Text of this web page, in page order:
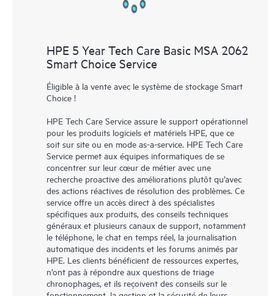
HPE 5 Year Tech Care Basic MSA 2062
Smart Choice Service
Éligible à la vente avec le système de stockage Smart
Choice !
HPE Tech Care Service assure le support opérationnel
pour les produits logiciels et matériels HPE, que ce
soit sur site ou en mode as-a-service. HPE Tech Care
Service permet aux équipes informatiques de se
concentrer sur leur cœur de métier avec une
recherche proactive des améliorations plutôt qu’avec
des actions réactives de résolution des problèmes. Ce
service offre un accès direct à des spécialistes
spécifiques aux produits, des conseils techniques
généraux et plusieurs canaux de support, notamment
le téléphone, le chat en temps réel, la journalisation
automatique des incidents et les forums animés par
HPE. Les clients bénéficient de ressources expertes,
n’ont pas à répondre aux questions de triage
chronophages, et ils reçoivent des conseils sur le